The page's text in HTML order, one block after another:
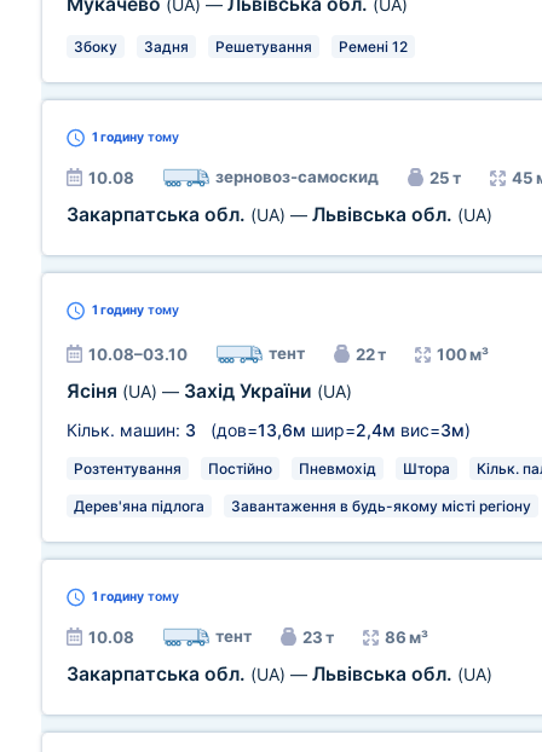
(UA) — (UA)
Збоку Задня Решетування Ремені 12
1 годину тому
10.08 зерновоз-самоскид 25 т 45
Закарпатська обл. (UA) — Львівська обл. (UA)
1 годину тому
10.08–03.10 тент 22 т 100 м³
Ясіня (UA) — Захід України (UA)
Кільк. машин: 3 (дов=13,6м шир=2,4м вис=3м)
Розтентування Постійно Пневмохід Штора Кільк.
Дерев'яна підлога Завантаження в будь-якому місті регіону
1 годину тому
10.08 тент 23 т 86 м³
Закарпатська обл. (UA) — Львівська обл. (UA)